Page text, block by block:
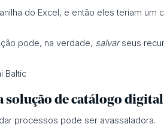
do Excel, e então eles teriam um
pode, na verdade, salvarseus
Baltic
de catálogo digital
processos pode ser avassaladora.